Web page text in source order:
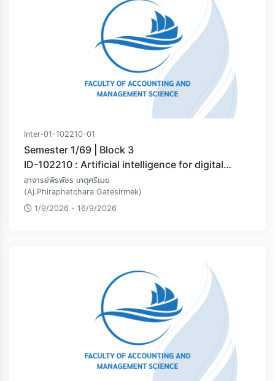
Inter-01-102210-01
Semester 1/69 | Block 3
ID-102210 : Artificial intelligence for digital
marketing
อาจารย์พิรพัชร เกตุศรีเมฆ
(Aj.Phiraphatchara Gatesirmek)
1/9/2026 - 16/9/2026